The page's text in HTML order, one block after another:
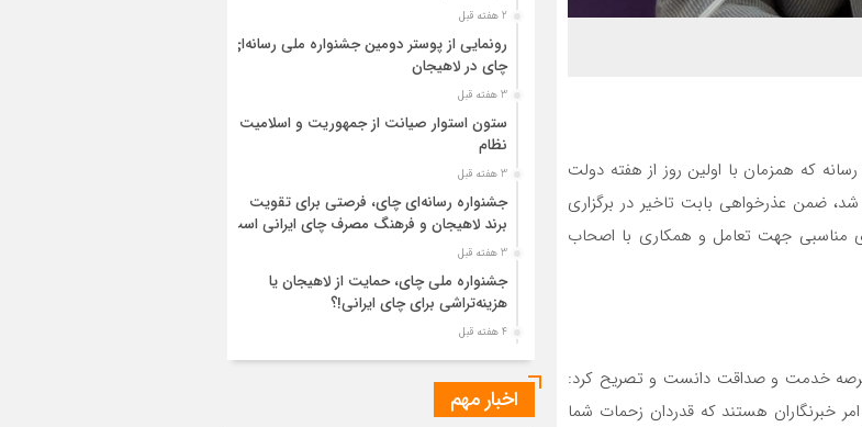
که همزمان با اولین روز از هفته دولت
برگزار شد، ضمن عذرخواهی بابت تاخیر در برگزاری
مناسبی جهت تعامل و همکاری با اصحاب
عرصه خدمت و صداقت دانست و تصریح کرد:
خبرنگاران هستند که قدردان زحمات شما
2 هفته قبل
رونمایی از پوستر دومین جشنواره ملی رسانه‌ای
چای در لاهیجان
3 هفته قبل
ستون استوار صیانت از جمهوریت و اسلامیت
نظام
3 هفته قبل
جشنواره رسانه‌ای چای، فرصتی برای تقویت
برند لاهیجان و فرهنگ مصرف چای ایرانی است
3 هفته قبل
جشنواره ملی چای، حمایت از لاهیجان یا
هزینه‌تراشی برای چای ایرانی!؟
4 هفته قبل
پیکر مطهر رهبر شهید انقلاب در حرم مطهر
رضوی آرام گرفت
اخبار مهم